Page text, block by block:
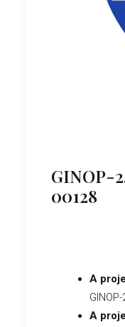
GINOP-
00128
A
A